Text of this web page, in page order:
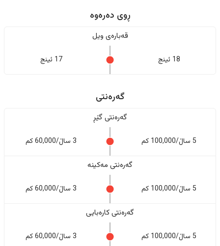
ڕوی دەرەوە
قەبارەی ویل
18 ئینج 17 ئینج
گەرەنتی
گەرەنتی گێڕ
5 ساڵ/100,000 کم 3 ساڵ/60,000 کم
گەرەنتی مەکینە
5 ساڵ/100,000 کم 3 ساڵ/60,000 کم
گەرەنتی کارەبایی
5 ساڵ/100,000 کم 3 ساڵ/60,000 کم